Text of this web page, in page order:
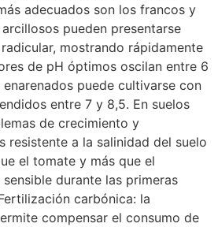
adecuados son los francos y
pueden presentarse
mostrando rápidamente
de pH óptimos oscilan entre 6
enarenados puede cultivarse con
entre 7 y 8,5. En suelos
de crecimiento y
resistente a la salinidad del suelo
el tomate y más que el
durante las primeras
carbónica: la
compensar el consumo de